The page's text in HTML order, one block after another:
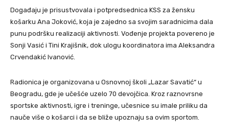
Događaju je prisustvovala i potpredsednica KSS za žensku
košarku Ana Joković, koja je zajedno sa svojim saradnicima dala
punu podršku realizaciji aktivnosti. Vođenje projekta povereno je
Sonji Vasić i Tini Krajišnik, dok ulogu koordinatora ima Aleksandra
Crvendakić Ivanović.
Radionica je organizovana u Osnovnoj školi „Lazar Savatić“ u
Beogradu, gde je učešće uzelo 70 devojčica. Kroz raznovrsne
sportske aktivnosti, igre i treninge, učesnice su imale priliku da
nauče više o košarci i da se bliže upoznaju sa ovim sportom.